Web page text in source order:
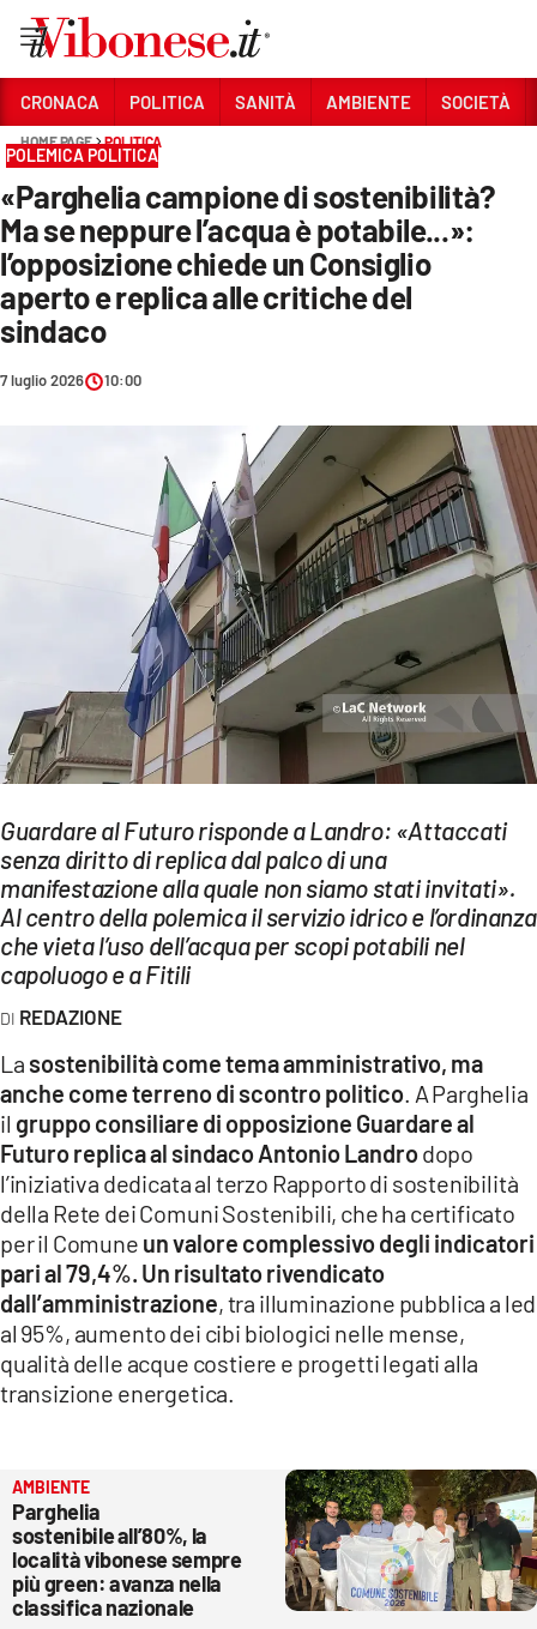
Sezioni
CRONACA
POLITICA
SANITÀ
AMBIENTE
SOCIETÀ
ECONOMIA E LAVORO
LAC TV
LAC NETWORK
LaC
Network
LACPLAY.IT
LACONAIR.IT
LACITYMAG.IT
ILREGGINO.IT
COSENZACHANNEL.IT
ILVIBONESE.IT
CATANZAROCHANNEL.IT
LACAPITALENEWS.IT
APPLE
CRONACA POLITICA SANITÀ AMBIENTE SOCIETÀ
HOME PAGE POLITICA
POLEMICA POLITICA
«Parghelia campione di sostenibilità?
Ma se neppure l’acqua è potabile...»:
l’opposizione chiede un Consiglio
aperto e replica alle critiche del
sindaco
7 luglio 2026 10:00
Guardare al Futuro risponde a Landro: «Attaccati
senza diritto di replica dal palco di una
manifestazione alla quale non siamo stati invitati».
Al centro della polemica il servizio idrico e l’ordinanza
che vieta l’uso dell’acqua per scopi potabili nel
capoluogo e a Fitili
REDAZIONE
La sostenibilità come tema amministrativo, ma
anche come terreno di scontro politico . A Parghelia
il gruppo consiliare di opposizione Guardare al
Futuro replica al sindaco Antonio Landrodopo
l’iniziativa dedicata al terzo Rapporto di sostenibilità
della Rete dei Comuni Sostenibili, che ha certificato
per il Comune un valore complessivo degli indicatori
pari al 79,4%. Un risultato rivendicato
dall’amministrazione, tra illuminazione pubblica a led
al 95%, aumento dei cibi biologici nelle mense,
qualità delle acque costiere e progetti legati alla
transizione energetica.
AMBIENTE
Parghelia
sostenibile all’80%, la
località vibonese sempre
più green: avanza nella
classifica nazionale